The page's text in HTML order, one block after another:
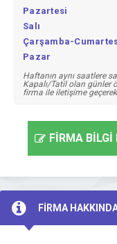
Pazartesi
Salı
Çarşamba-
Pazar
Haftanın aynı saatlere
Kapalı/Tatil olan günler
firma ile iletişime
FİRMA BİLGİ
FİRMA